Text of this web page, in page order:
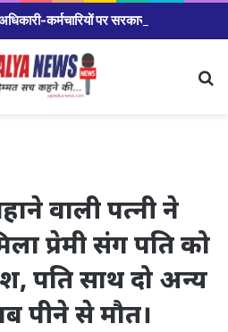
वाली पत्नी ने
प्रेमी संग पति को
पति साथ दो अन्य
पीने से मौत।